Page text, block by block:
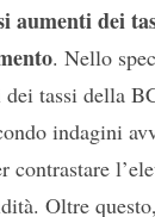
aumenti dei
. Nello
tassi della
indagini
contrastare
Oltre